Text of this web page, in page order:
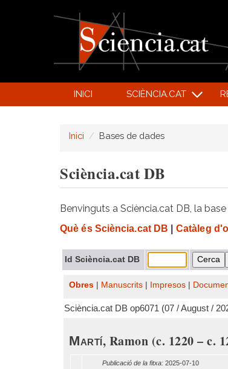
INICI SCIÈNCIA.CAT
Inici Bases de dades
Sciència.cat DB
Benvinguts a Sciència.cat DB, la
Què és Sciència.cat DB Catàleg
Id Sciència.cat DB
Obres Manuscrits Impresos
Sciència.cat DB op6071 (07 / August /
Martí, Ramon (c. 1220 – c.
Publicació de la fitxa: 2025-07-10